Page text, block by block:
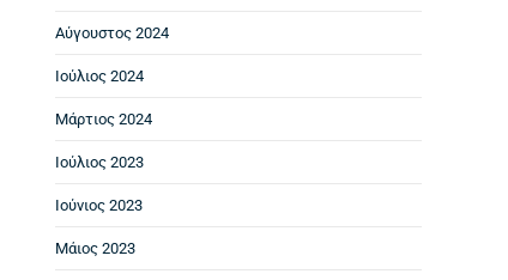
Αύγουστος 2024
Ιούλιος 2024
Μάρτιος 2024
Ιούλιος 2023
Ιούνιος 2023
Μάιος 2023